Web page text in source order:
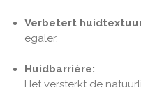
Verbetert
egaler.
Huidbarrière:
Het versterkt de